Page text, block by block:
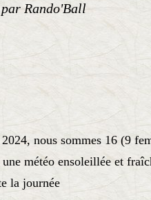
par Rando'Ball
nous sommes 16 (9
météo ensoleillée et
la journée